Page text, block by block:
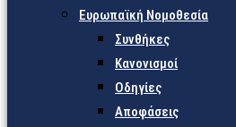
Ευρωπαϊκή Νομοθεσία
Συνθήκες
Κανονισμοί
Οδηγίες
Αποφάσεις